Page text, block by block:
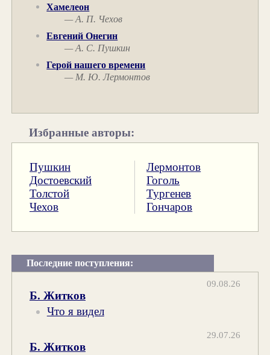
Хамелеон
— А. П. Чехов
Евгений Онегин
— А. С. Пушкин
Герой нашего времени
— М. Ю. Лермонтов
Избранные авторы:
Пушкин
Достоевский
Толстой
Чехов
Лермонтов
Гоголь
Тургенев
Гончаров
Последние поступления:
09.08.26
Б. Житков
Что я видел
29.07.26
Б. Житков